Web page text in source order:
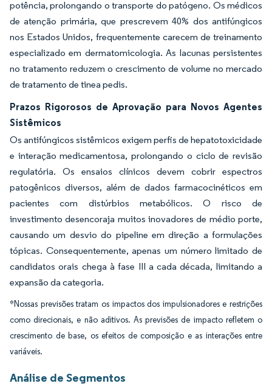
potência, prolongando o transporte do patógeno. Os médicos
de atenção primária, que prescrevem 40% dos antifúngicos
nos Estados Unidos, frequentemente carecem de treinamento
especializado em dermatomicologia. As lacunas persistentes
no tratamento reduzem o crescimento de volume no mercado
de tratamento de tinea pedis.
Prazos Rigorosos de Aprovação para Novos Agentes
Sistêmicos
Os antifúngicos sistêmicos exigem perfis de hepatotoxicidade
e interação medicamentosa, prolongando o ciclo de revisão
regulatória. Os ensaios clínicos devem cobrir espectros
patogênicos diversos, além de dados farmacocinéticos em
pacientes com distúrbios metabólicos. O risco de
investimento desencoraja muitos inovadores de médio porte,
causando um desvio do pipeline em direção a formulações
tópicas. Consequentemente, apenas um número limitado de
candidatos orais chega à fase III a cada década, limitando a
expansão da categoria.
*Nossas previsões tratam os impactos dos impulsionadores e restrições
como direcionais, e não aditivos. As previsões de impacto refletem o
crescimento de base, os efeitos de composição e as interações entre
variáveis.
Análise de Segmentos